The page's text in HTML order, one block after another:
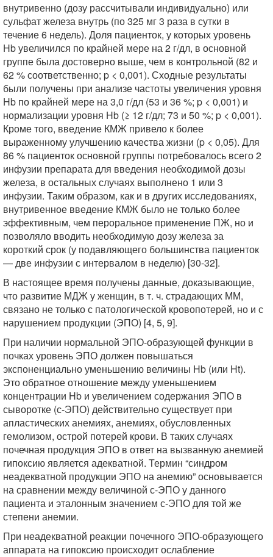
внутривенно (дозу рассчитывали индивидуально) или
сульфат железа внутрь (по 325 мг 3 раза в сутки в
течение 6 недель). Доля пациенток, у которых уровень
Hb увеличился по крайней мере на 2 г/дл, в основной
группе была достоверно выше, чем в контрольной (82 и
62 % соответственно; p < 0,001). Сходные результаты
были получены при анализе частоты увеличения уровня
Hb по крайней мере на 3,0 г/дл (53 и 36 %; p < 0,001) и
нормализации уровня Hb (≥ 12 г/дл; 73 и 50 %; p < 0,001).
Кроме того, введение КМЖ привело к более
выраженному улучшению качества жизни (p < 0,05). Для
86 % пациенток основной группы потребовалось всего 2
инфузии препарата для введения необходимой дозы
железа, в остальных случаях выполнено 1 или 3
инфузии. Таким образом, как и в других исследованиях,
внутривенное введение КМЖ было не только более
эффективным, чем пероральное применение ПЖ, но и
позволяло вводить необходимую дозу железа за
короткий срок (у подавляющего большинства пациенток
— две инфузии с интервалом в неделю) [30-32].
В настоящее время получены данные, доказывающие,
что развитие МДЖ у женщин, в т. ч. страдающих ММ,
связано не только с патологической кровопотерей, но и с
нарушением продукции (ЭПО) [4, 5, 9].
При наличии нормальной ЭПО-образующей функции в
почках уровень ЭПО должен повышаться
экспоненциально уменьшению величины Hb (или Ht).
Это обратное отношение между уменьшением
концентрации Hb и увеличением содержания ЭПО в
сыворотке (с-ЭПО) действительно существует при
апластических анемиях, анемиях, обусловленных
гемолизом, острой потерей крови. В таких случаях
почечная продукция ЭПО в ответ на вызванную анемией
гипоксию является адекватной. Термин “синдром
неадекватной продукции ЭПО на анемию” основывается
на сравнении между величиной с-ЭПО у данного
пациента и эталонным значением с-ЭПО для той же
степени анемии.
При неадекватной реакции почечного ЭПО-образующего
аппарата на гипоксию происходит ослабление